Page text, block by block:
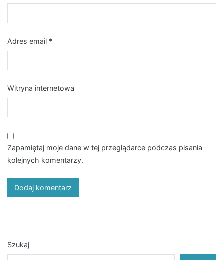
Adres email *
Witryna internetowa
Zapamiętaj moje dane w tej przeglądarce podczas pisania
kolejnych komentarzy.
Szukaj